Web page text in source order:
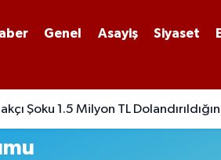
Genel Asayiş Siyaset
Şoku 1.5 Milyon TL